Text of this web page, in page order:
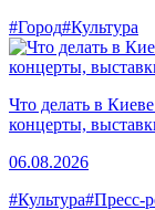
#Город#Культура
Что делать в
концерты,
06.08.2026
#Культура#Пресс-